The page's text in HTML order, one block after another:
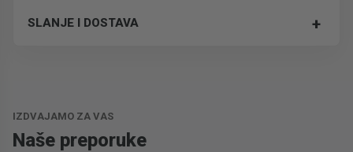
SLANJE I DOSTAVA +
IZDVAJAMO ZA VAS
Naše preporuke